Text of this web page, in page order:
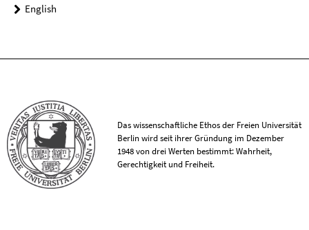
English
Das wissenschaftliche Ethos der Freien Universität
Berlin wird seit ihrer Gründung im Dezember
1948 von drei Werten bestimmt: Wahrheit,
Gerechtigkeit und Freiheit.